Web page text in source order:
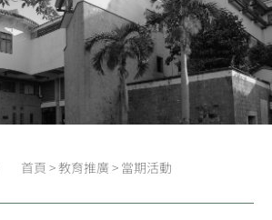
首頁 >教育推廣 > 當期活動